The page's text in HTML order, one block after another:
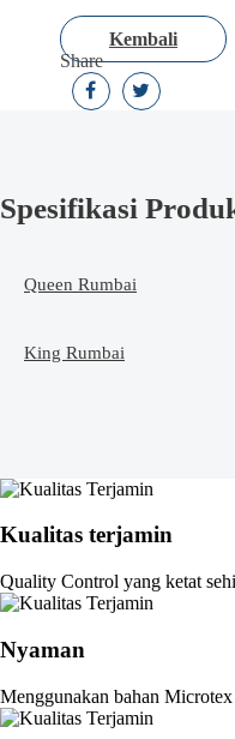
Kembali
Share
Spesifikasi
Queen Rumbai
King Rumbai
Kualitas terjamin
Quality Control yang ketat
Nyaman
Menggunakan bahan